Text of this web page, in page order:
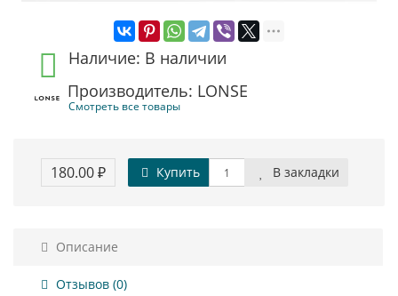
Наличие: В наличии
Производитель: LONSE
Смотреть все товары
180.00 ₽ Купить В закладки
Описание
Отзывов (0)